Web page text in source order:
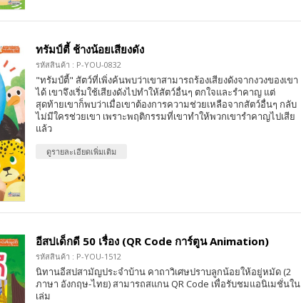
ทรัมป์ตี้ ช้างน้อยเสียงดัง
รหัสสินค้า : P-YOU-0832
"ทรัมป์ตี้" สัตว์ที่เพิ่งค้นพบว่าเขาสามารถร้องเสียงดังจากงวงของเขา
ได้ เขาจึงเริ่มใช้เสียงดังไปทำให้สัตว์อื่นๆ ตกใจและรำคาญ แต่
สุดท้ายเขาก็พบว่าเมื่อเขาต้องการความช่วยเหลือจากสัตว์อื่นๆ กลับ
ไม่มีใครช่วยเขา เพราะพฤติกรรมที่เขาทำให้พวกเขารำคาญไปเสีย
แล้ว
ดูรายละเอียดเพิ่มเติม
อีสปเด็กดี 50 เรื่อง (QR Code การ์ตูน Animation)
รหัสสินค้า : P-YOU-1512
นิทานอีสปสามัญประจำบ้าน คาถาวิเศษปราบลูกน้อยให้อยู่หมัด (2
ภาษา อังกฤษ-ไทย) สามารถสแกน QR Code เพื่อรับชมแอนิเมชั่นใน
เล่ม